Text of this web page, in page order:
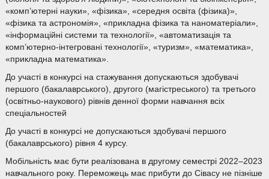
«комп’ютерні науки», «фізика», «середня освіта (фізика)»,
«фізика та астрономія», «прикладна фізика та наноматеріали»,
«інформаційні системи та технології», «автоматизація та
комп’ютерно-інтегровані технології», «туризм», «математика»,
«прикладна математика».
До участі в конкурсі на стажування допускаються здобувачі
першого (бакалаврського), другого (магістреського) та третього
(освітньо-наукового) рівнів денної форми навчання всіх
спеціальностей
До участі в конкурсі не допускаються здобувачі першого
(бакалаврського) рівня 4 курсу.
Мобільність має бути реалізована в другому семестрі 2022–2023
навчального року. Переможець має прибути до Сівасу не пізніше